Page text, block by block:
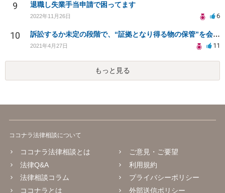
9 退職し失業手当申請で困ってます
2022年11月26日 6
10 訴訟するか未定の段階で、“証拠となり得る物の保管”を会社に応じてもらえる方法は在りますか?
2021年4月27日 11
もっと見る
ココナラ法律相談について
ココナラ法律相談とは
法律Q&A
法律相談コラム
ココナラとは
ご意見・ご要望
利用規約
プライバシーポリシー
外部送信ポリシー